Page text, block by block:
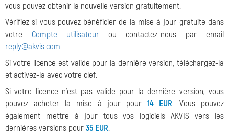
vous pouvez obtenir la nouvelle version gratuitement.
Vérifiez si vous pouvez bénéficier de la mise à jour gratuite dans
votre Compte utilisateur ou contactez-nous par email
reply@akvis.com.
Si votre licence est valide pour la dernière version, téléchargez-la
et activez-la avec votre clef.
Si votre licence n'est pas valide pour la dernière version, vous
pouvez acheter la mise à jour pour 14 EUR. Vous pouvez
également mettre à jour tous vos logiciels AKVIS vers les
dernières versions pour35 EUR.